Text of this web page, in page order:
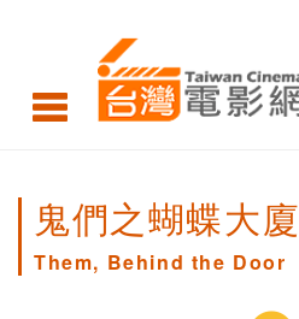
鬼們之蝴蝶大廈
Them, Behind the Door